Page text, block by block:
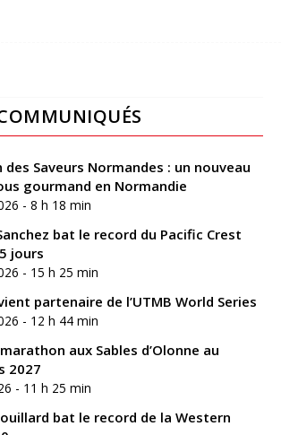
Saveurs Normandes : un nouveau
gourmand en Normandie
- 8 h 18 min
bat le record du Pacific Crest
jours
- 15 h 25 min
partenaire de l’UTMB World Series
- 12 h 44 min
aux Sables d’Olonne au
2027
- 11 h 25 min
bat le record de la Western